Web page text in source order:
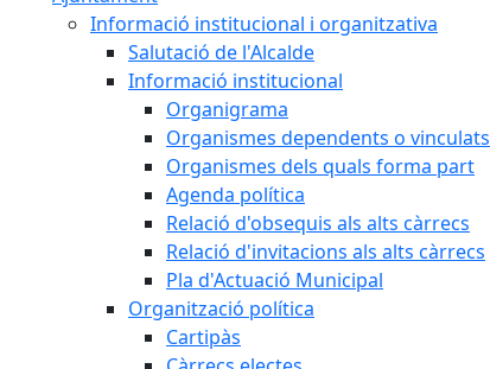
Informació institucional i organitzativa
Salutació de l'Alcalde
Informació institucional
Organigrama
Organismes dependents o vinculats
Organismes dels quals forma part
Agenda política
Relació d'obsequis als alts càrrecs
Relació d'invitacions als alts càrrecs
Pla d'Actuació Municipal
Organització política
Cartipàs